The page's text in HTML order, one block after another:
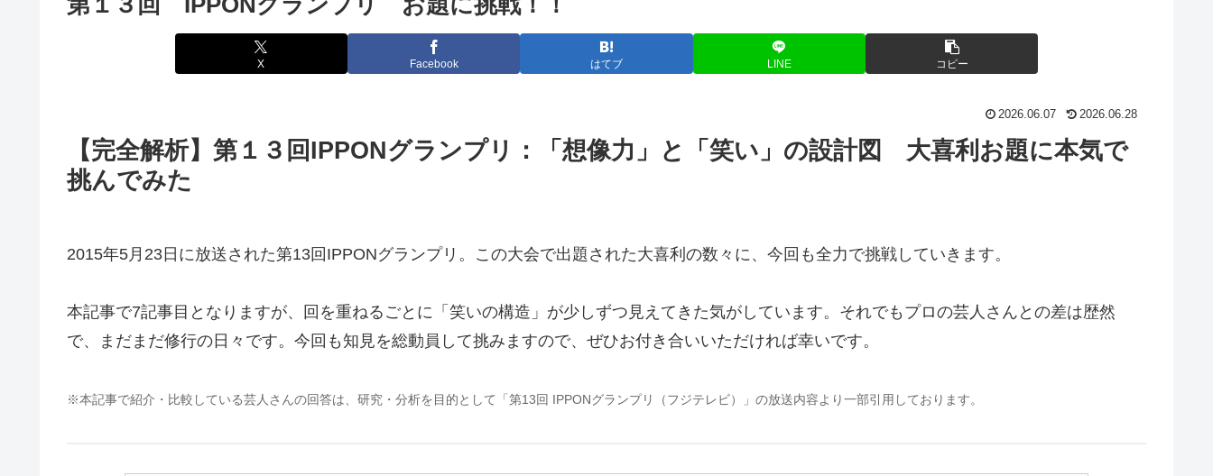
X Facebook はてブ LINE コピー
2026.06.07 2026.06.28
【完全解析】第１３回IPPONグランプリ：「想像力」と「笑い」の設計図 大喜利お題に本気で
挑んでみた
2015年5月23日に放送された第13回IPPONグランプリ。この大会で出題された大喜利の数々に、今回も全力で挑戦していきます。
本記事で7記事目となりますが、回を重ねるごとに「笑いの構造」が少しずつ見えてきた気がしています。それでもプロの芸人さんとの差は歴然
で、まだまだ修行の日々です。今回も知見を総動員して挑みますので、ぜひお付き合いいただければ幸いです。
※本記事で紹介・比較している芸人さんの回答は、研究・分析を目的として「第13回 IPPONグランプリ（フジテレビ）」の放送内容より一部引用しております。